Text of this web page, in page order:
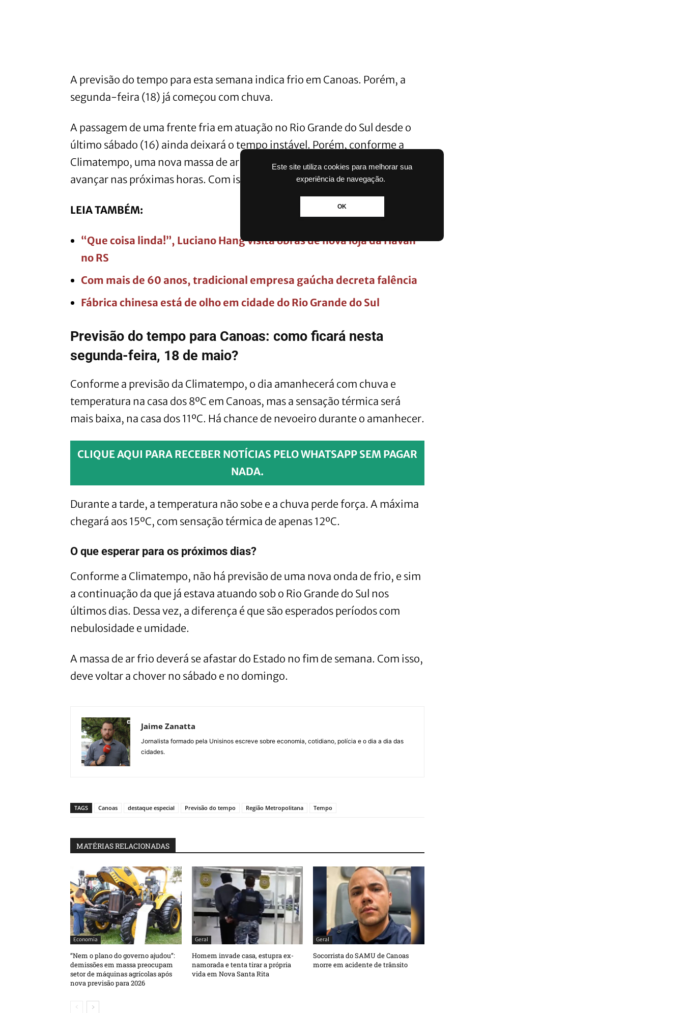
Este site utiliza cookies para melhorar sua
experiência de navegação.
OK
A previsão do tempo para esta semana indica frio em Canoas. Porém, a
segunda-feira (18) já começou com chuva.
A passagem de uma frente fria em atuação no Rio Grande do Sul desde o
último sábado (16) ainda deixará o tempo instável. Porém, conforme a
Climatempo, uma nova massa de ar frio de origem polar começará a
avançar nas próximas horas. Com isso, as temperaturas caem mais.
LEIA TAMBÉM:
“Que coisa linda!”, Luciano Hang visita obras de nova loja da Havan
no RS
Com mais de 60 anos, tradicional empresa gaúcha decreta falência
Fábrica chinesa está de olho em cidade do Rio Grande do Sul
Previsão do tempo para Canoas: como ficará nesta
segunda-feira, 18 de maio?
Conforme a previsão da Climatempo, o dia amanhecerá com chuva e
temperatura na casa dos 8ºC em Canoas, mas a sensação térmica será
mais baixa, na casa dos 11ºC. Há chance de nevoeiro durante o amanhecer.
CLIQUE AQUI PARA RECEBER NOTÍCIAS PELO WHATSAPP SEM PAGAR
NADA.
Durante a tarde, a temperatura não sobe e a chuva perde força. A máxima
chegará aos 15ºC, com sensação térmica de apenas 12ºC.
O que esperar para os próximos dias?
Conforme a Climatempo, não há previsão de uma nova onda de frio, e sim
a continuação da que já estava atuando sob o Rio Grande do Sul nos
últimos dias. Dessa vez, a diferença é que são esperados períodos com
nebulosidade e umidade.
A massa de ar frio deverá se afastar do Estado no fim de semana. Com isso,
deve voltar a chover no sábado e no domingo.
Jaime Zanatta
Jornalista formado pela Unisinos escreve sobre economia, cotidiano, polícia e o dia a dia das
cidades.
TAGS Canoas destaque especial Previsão do tempo Região Metropolitana Tempo
MATÉRIAS RELACIONADAS
Economia
“Nem o plano do governo ajudou”:
demissões em massa preocupam
setor de máquinas agrícolas após
nova previsão para 2026
Geral
Homem invade casa, estupra ex-
namorada e tenta tirar a própria
vida em Nova Santa Rita
Geral
Socorrista do SAMU de Canoas
morre em acidente de trânsito